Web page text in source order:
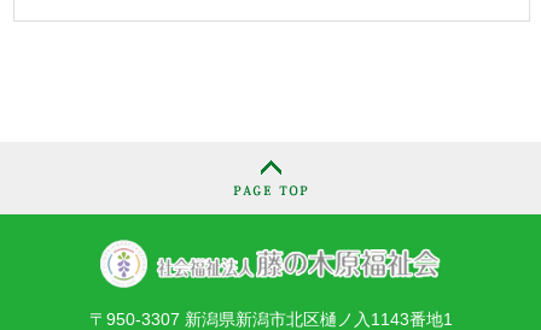
〒950-3307 新潟県新潟市北区樋ノ入1143番地1